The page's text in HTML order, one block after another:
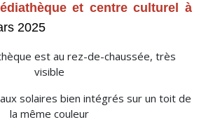
et centre culturel à
2025
est au rez-de-chaussée, très
visible
solaires bien intégrés sur un toit de
la même couleur